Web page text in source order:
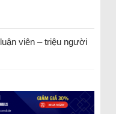
viên – triệu người